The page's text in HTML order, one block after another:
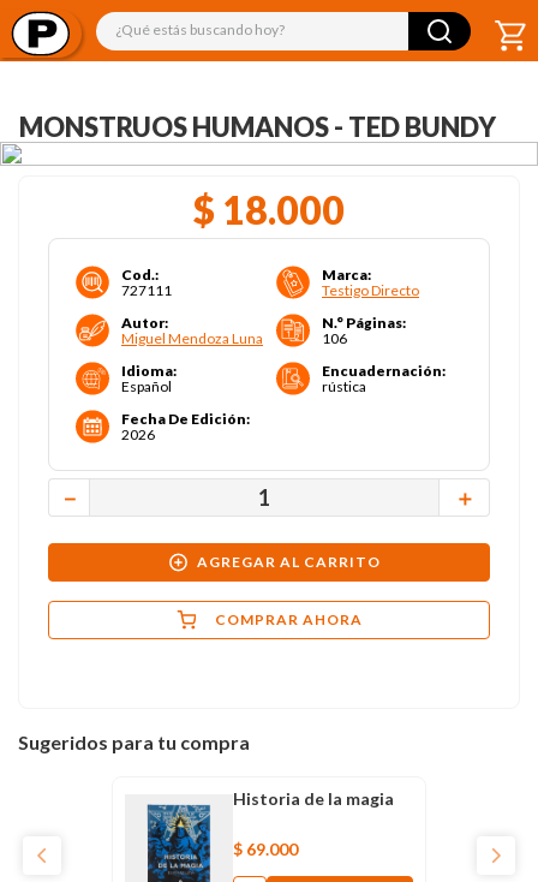
¿Qué estás buscando hoy?
MONSTRUOS HUMANOS - TED BUNDY
$ 18.000
Cod.:
727111
Marca:
Testigo Directo
Autor:
Miguel Mendoza Luna
N.° Páginas:
106
Idioma:
Español
Encuadernación:
rústica
Fecha De Edición:
2026
＋
－
AGREGAR AL CARRITO
COMPRAR AHORA
Sugeridos para tu compra
Historia de la magia
$ 69.000